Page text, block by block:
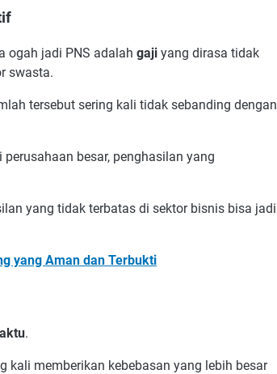
ogah jadi PNS adalah gaji yang dirasa tidak
swasta.
tersebut sering kali tidak sebanding dengan
besar, penghasilan yang
yang tidak terbatas di sektor bisnis bisa jadi
yang Aman dan Terbukti
.
kali memberikan kebebasan yang lebih besar